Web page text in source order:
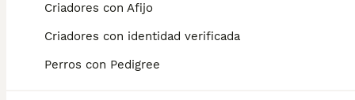
Criadores con Afijo
Criadores con identidad verificada
Perros con Pedigree
El coste de adquisición de esta raza puede
variar según factores como el pedigrí, la
reputación del criador y la ubicación
geográfica. Es fundamental acudir a